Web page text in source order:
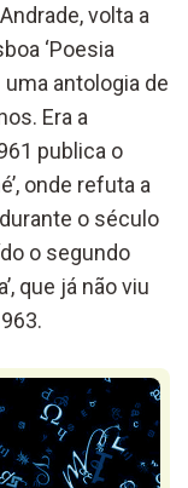
volta a
‘Poesia
antologia de
Era a
publica o
onde refuta a
o século
o segundo
que já não viu